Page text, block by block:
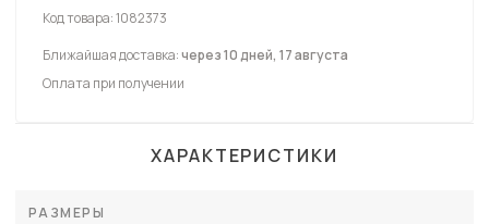
Код товара:1082373
Ближайшая доставка:через 10 дней, 17 августа
Оплата при получении
ХАРАКТЕРИСТИКИ
РАЗМЕРЫ